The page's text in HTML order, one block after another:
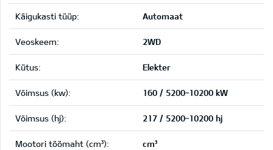
Käigukasti tüüp: Automaat
Veoskeem: 2WD
Kütus: Elekter
Võimsus (kw): 160 / 5200~10200 kW
Võimsus (hj): 217 / 5200~10200 hj
Mootori töömaht (cm³): cm³